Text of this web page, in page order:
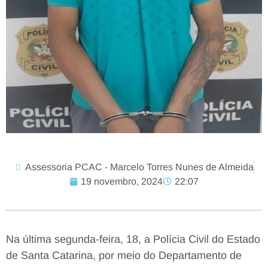
Assessoria PCAC - Marcelo Torres Nunes de Almeida
19 novembro, 2024
22:07
Na última segunda-feira, 18, a Polícia Civil do Estado
de Santa Catarina, por meio do Departamento de